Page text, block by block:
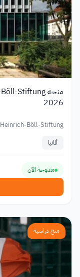
2026
Heinrich-Böll-Stiftung
ألمانيا
مفتوحة الآن
منح دراسية